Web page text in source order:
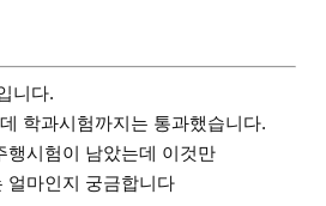
니다.
학과시험까지는 통과했습니다.
행시험이 남았는데 이것만
얼마인지 궁금합니다